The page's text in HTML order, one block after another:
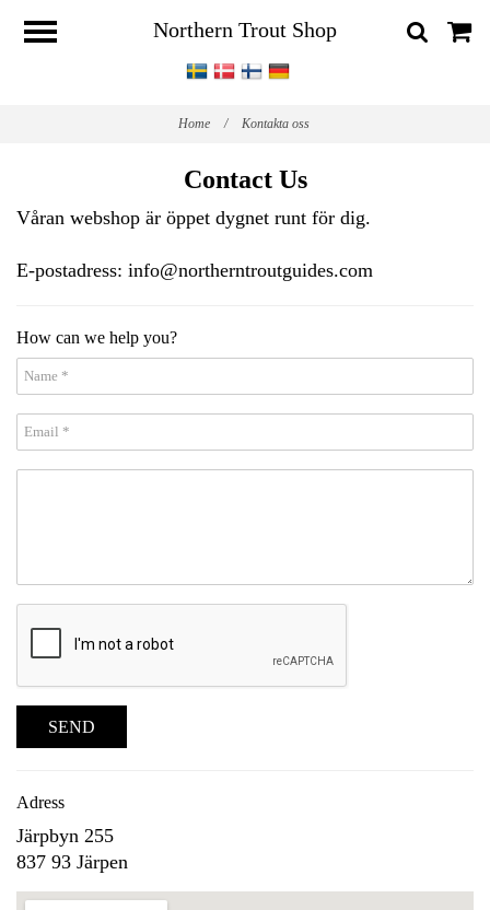
Northern Trout Shop
Home / Kontakta oss
Contact Us
Våran webshop är öppet dygnet runt för dig.
E-postadress: info@northerntroutguides.com
How can we help you?
SEND
Adress
Järpbyn 255
837 93 Järpen